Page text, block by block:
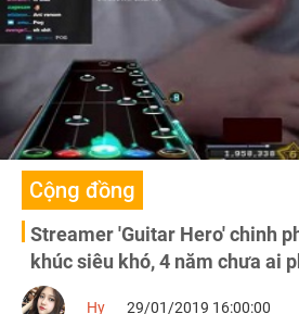
Cộng đồng
Streamer 'Guitar Hero' chinh
khúc siêu khó, 4 năm chưa ai
Hy 29/01/2019 16:00:00